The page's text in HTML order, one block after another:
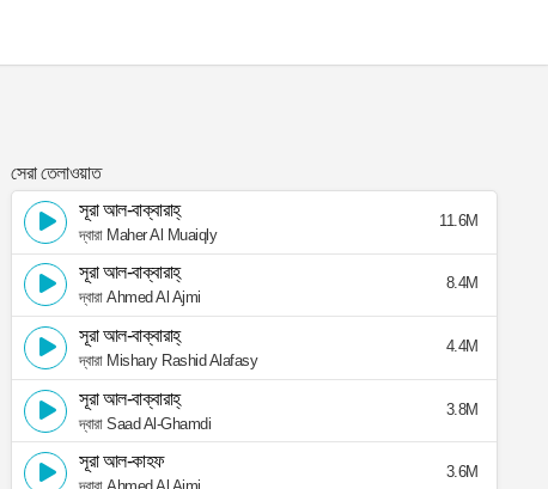
সেরা তেলাওয়াত
সূরা আল-বাক্বারাহ্
দ্বারা Maher Al Muaiqly
11.6M
সূরা আল-বাক্বারাহ্
দ্বারা Ahmed Al Ajmi
8.4M
সূরা আল-বাক্বারাহ্
দ্বারা Mishary Rashid Alafasy
4.4M
সূরা আল-বাক্বারাহ্
দ্বারা Saad Al-Ghamdi
3.8M
সূরা আল-কাহফ
3.6M